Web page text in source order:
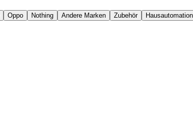
Oppo Nothing Andere Marken Zubehör Hausautomation